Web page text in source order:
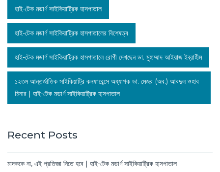
হাই-টেক মডার্ণ সাইকিয়াট্রিক হাসপাতাল
হাই-টেক মডার্ণ সাইকিয়াট্রিক হাসপাতালের বিশেষত্ব
হাই-টেক মডার্ণ সাইকিয়াট্রিক হাসপাতালে রোগী দেখছেন ডা. মুহাম্মাদ আইয়াজ ইব্রাহীম
১২তম আন্তর্জাতিক সাইকিয়াট্রি কনফারেন্সে অধ্যাপক ডা. মেজর (অব.) আবদুল ওহাব
মিনার | হাই-টেক মডার্ণ সাইকিয়াট্রিক হাসপাতাল
Recent Posts
মাদককে না, এই প্রতিজ্ঞা নিতে হবে | হাই-টেক মডার্ণ সাইকিয়াট্রিক হাসপাতাল